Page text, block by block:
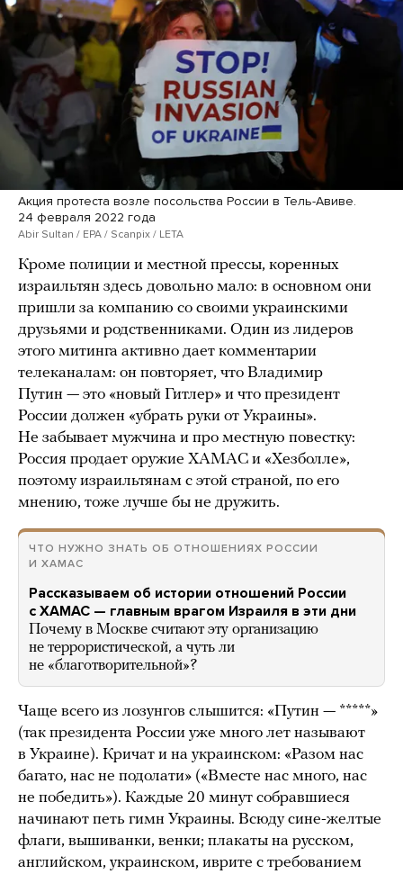
Акция протеста возле посольства России в Тель-Авиве.
24 февраля 2022 года
Abir Sultan / EPA / Scanpix / LETA
Кроме полиции и местной прессы, коренных
израильтян здесь довольно мало: в основном они
пришли за компанию со своими украинскими
друзьями и родственниками. Один из лидеров
этого митинга активно дает комментарии
телеканалам: он повторяет, что Владимир
Путин — это «новый Гитлер» и что президент
России должен «убрать руки от Украины».
Не забывает мужчина и про местную повестку:
Россия продает оружие ХАМАС и «Хезболле»,
поэтому израильтянам с этой страной, по его
мнению, тоже лучше бы не дружить.
ЧТО НУЖНО ЗНАТЬ ОБ ОТНОШЕНИЯХ РОССИИ
И ХАМАС
Рассказываем об истории отношений России
с ХАМАС — главным врагом Израиля в эти дни
Почему в Москве считают эту организацию
не террористической, а чуть ли
не «благотворительной»?
Чаще всего из лозунгов слышится: «Путин — *****»
(так президента России уже много лет называют
в Украине). Кричат и на украинском: «Разом нас
багато, нас не подолати» («Вместе нас много, нас
не победить»). Каждые 20 минут собравшиеся
начинают петь гимн Украины. Всюду сине-желтые
флаги, вышиванки, венки; плакаты на русском,
английском, украинском, иврите с требованием